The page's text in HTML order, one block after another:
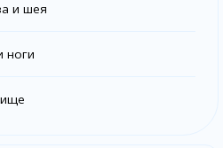
и шея
ноги